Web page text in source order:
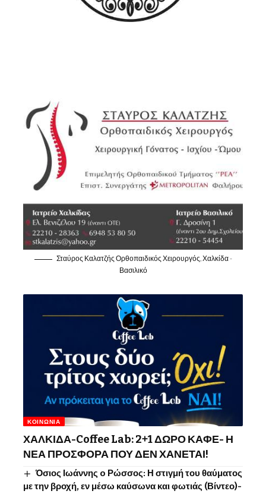
Σταύρος Καλατζής Ορθοπαιδικός Χειρουργός, Χαλκίδα -
Βασιλικό
ΚΟΙΝΩΝΊΑ
ΧΑΛΚΙΔΑ-Coffee Lab: 2+1 ΔΩΡΟ ΚΑΦΕ- Η
ΝΕΑ ΠΡΟΣΦΟΡΑ ΠΟΥ ΔΕΝ ΧΑΝΕΤΑΙ!
Όσιος Ιωάννης o Ρώσσος: Η στιγμή του θαύματος
με την βροχή, εν μέσω καύσωνα και φωτιάς (Βίντεο)-